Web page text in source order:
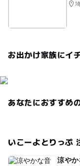
お出かけ家族にイ
あなたにおすすめ
いこーよとりっぷ
涼や